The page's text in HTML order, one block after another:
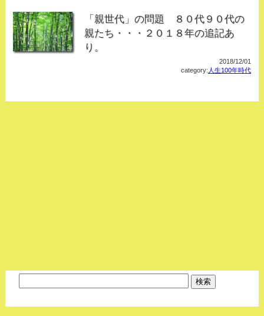
「親世代」の問題 ８０代９０代の
親たち・・・２０１８年の追記あ
り。
2018/12/01
category: 人生100年時代